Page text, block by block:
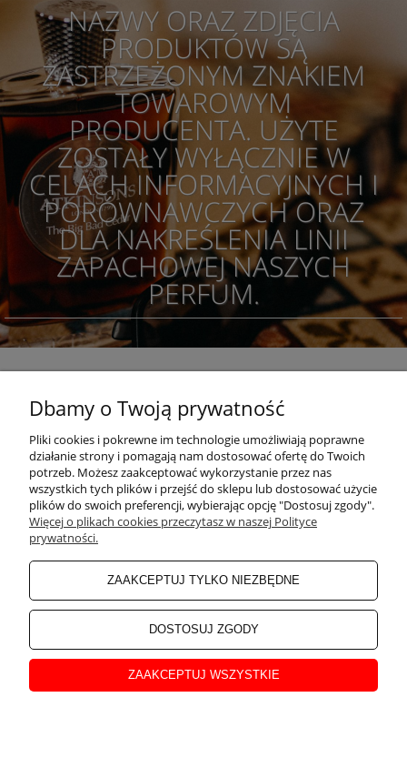
NAZWY ORAZ ZDJĘCIA
PRODUKTÓW SĄ
ZASTRZEŻONYM ZNAKIEM
TOWAROWYM
PRODUCENTA. UŻYTE
ZOSTAŁY WYŁĄCZNIE W
CELACH INFORMACYJNYCH I
PORÓWNAWCZYCH ORAZ
DLA NAKREŚLENIA LINII
ZAPACHOWEJ NASZYCH
PERFUM.
POMOC
KONKURSY
MOJE KONTO
INFORMACJE
Dbamy o Twoją prywatność
Pliki cookies i pokrewne im technologie umożliwiają poprawne
działanie strony i pomagają nam dostosować ofertę do Twoich
potrzeb. Możesz zaakceptować wykorzystanie przez nas
wszystkich tych plików i przejść do sklepu lub dostosować użycie
plików do swoich preferencji, wybierając opcję "Dostosuj zgody".
Więcej o plikach cookies przeczytasz w naszej Polityce
prywatności.
ZAAKCEPTUJ TYLKO NIEZBĘDNE
DOSTOSUJ ZGODY
ZAAKCEPTUJ WSZYSTKIE